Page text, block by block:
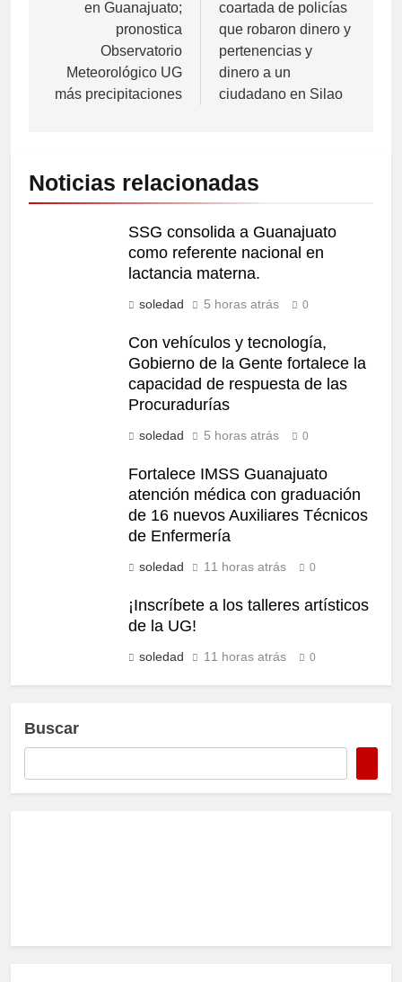
en Guanajuato;
pronostica
Observatorio
Meteorológico UG
más precipitaciones
coartada de policías
que robaron dinero y
pertenencias y
dinero a un
ciudadano en Silao
Noticias relacionadas
SSG consolida a Guanajuato
como referente nacional en
lactancia materna.
soledad 5 horas atrás 0
Con vehículos y tecnología,
Gobierno de la Gente fortalece la
capacidad de respuesta de las
Procuradurías
soledad 5 horas atrás 0
Fortalece IMSS Guanajuato
atención médica con graduación
de 16 nuevos Auxiliares Técnicos
de Enfermería
soledad 11 horas atrás 0
¡Inscríbete a los talleres artísticos
de la UG!
soledad 11 horas atrás 0
Buscar